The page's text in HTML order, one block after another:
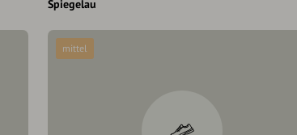
Spiegelau
mittel